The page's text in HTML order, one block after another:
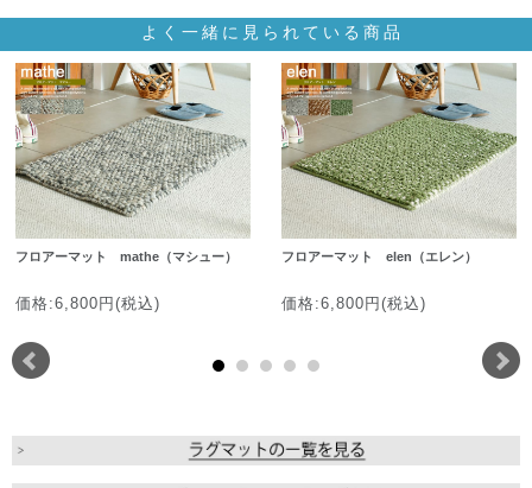
よく一緒に見られている商品
フロアーマット mathe（マシュー）
価格:6,800円(税込)
フロアーマット elen（エレン）
価格:6,800円(税込)